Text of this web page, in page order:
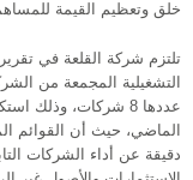
خلق وتعظيم القيمة
تلتزم شركة القلعة في تقرير
التشغيلية المجمعة من
عددها 8 شركات، وذلك
الماضي، حيث أن القوائم
دقيقة عن أداء الشركات